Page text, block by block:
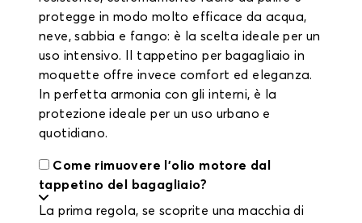
protegge in modo molto efficace da acqua,
neve, sabbia e fango: è la scelta ideale per un
uso intensivo. Il tappetino per bagagliaio in
moquette offre invece comfort ed eleganza.
In perfetta armonia con gli interni, è la
protezione ideale per un uso urbano e
quotidiano.
Come rimuovere l'olio motore dal
tappetino del bagagliaio?
La prima regola, se scoprite una macchia di